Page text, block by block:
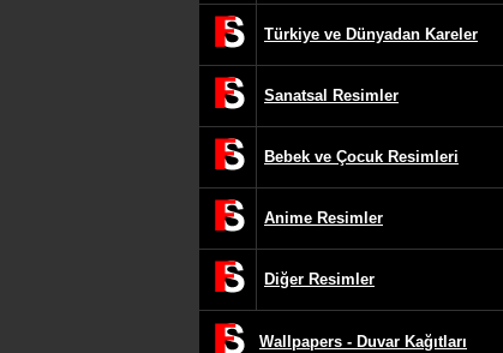
Türkiye ve Dünyadan Kareler
Sanatsal Resimler
Bebek ve Çocuk Resimleri
Anime Resimler
Diğer Resimler
Wallpapers - Duvar Kağıtları